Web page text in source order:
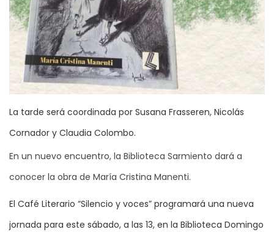
La tarde será coordinada por Susana Frasseren, Nicolás
Cornador y Claudia Colombo.
En un nuevo encuentro, la Biblioteca Sarmiento dará a
conocer la obra de María Cristina Manenti.
El Café Literario “Silencio y voces” programará una nueva
jornada para este sábado, a las 13, en la Biblioteca Domingo